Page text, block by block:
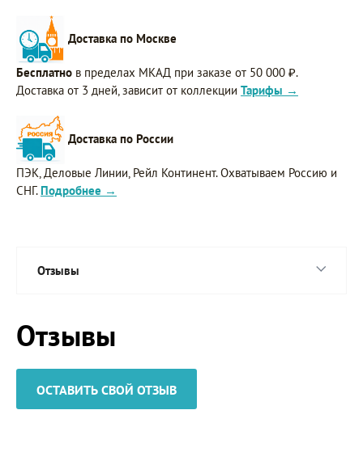
Доставка по Москве
Бесплатно в пределах МКАД при заказе от 50 000 ₽.
Доставка от 3 дней, зависит от коллекции Тарифы →
Доставка по России
ПЭК, Деловые Линии, Рейл Континент. Охватываем Россию и
СНГ. Подробнее →
Отзывы
Отзывы
ОСТАВИТЬ СВОЙ ОТЗЫВ